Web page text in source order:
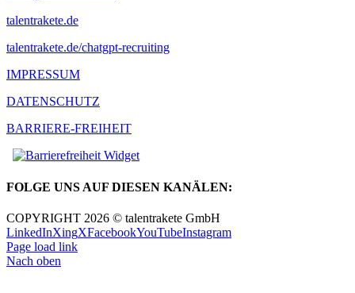
talentrakete.de
talentrakete.de/chatgpt-recruiting
IMPRESSUM
DATENSCHUTZ
BARRIERE-FREIHEIT
FOLGE UNS AUF DIESEN KANÄLEN:
COPYRIGHT 2026 © talentrakete GmbH
LinkedInXingXFacebookYouTubeInstagram
Page load link
Nach oben